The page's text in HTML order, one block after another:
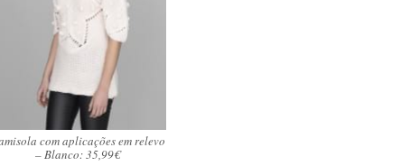
com aplicações em relevo
– Blanco: 35,99€